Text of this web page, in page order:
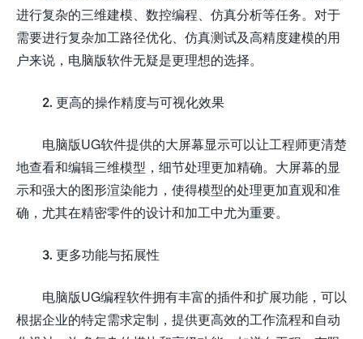
进行复杂的三维建模、数控编程、仿真分析等任务。对于
需要进行复杂加工路径优化、仿真测试及高精度建模的用
户来说，电脑版软件无疑是更理想的选择。
2. 更高的操作精度与可视化效果
电脑版UG软件提供的大屏幕显示可以让工程师更清楚
地查看和编辑三维模型，细节处理更加精确。大屏幕的显
示和强大的图形渲染能力，使得模型的处理更加直观和准
确，尤其在精密零件的设计和加工中尤为重要。
3. 更多功能与拓展性
电脑版UG编程软件拥有丰富的插件和扩展功能，可以
根据企业的特定需求定制，提供更高效的工作流程和自动